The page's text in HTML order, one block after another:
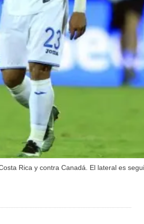
Rica y contra Canadá. El lateral es